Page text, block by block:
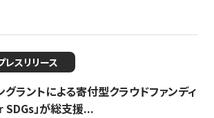
レスリリース
ラントによる寄付型クラウドファンディ
SDGs」が総支援...